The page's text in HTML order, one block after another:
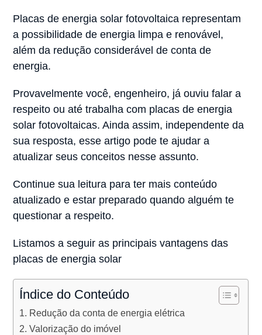
Placas de energia solar fotovoltaica representam
a possibilidade de energia limpa e renovável,
além da redução considerável de conta de
energia.
Provavelmente você, engenheiro, já ouviu falar a
respeito ou até trabalha com placas de energia
solar fotovoltaicas. Ainda assim, independente da
sua resposta, esse artigo pode te ajudar a
atualizar seus conceitos nesse assunto.
Continue sua leitura para ter mais conteúdo
atualizado e estar preparado quando alguém te
questionar a respeito.
Listamos a seguir as principais vantagens das
placas de energia solar
Índice do Conteúdo
Redução da conta de energia elétrica
Valorização do imóvel